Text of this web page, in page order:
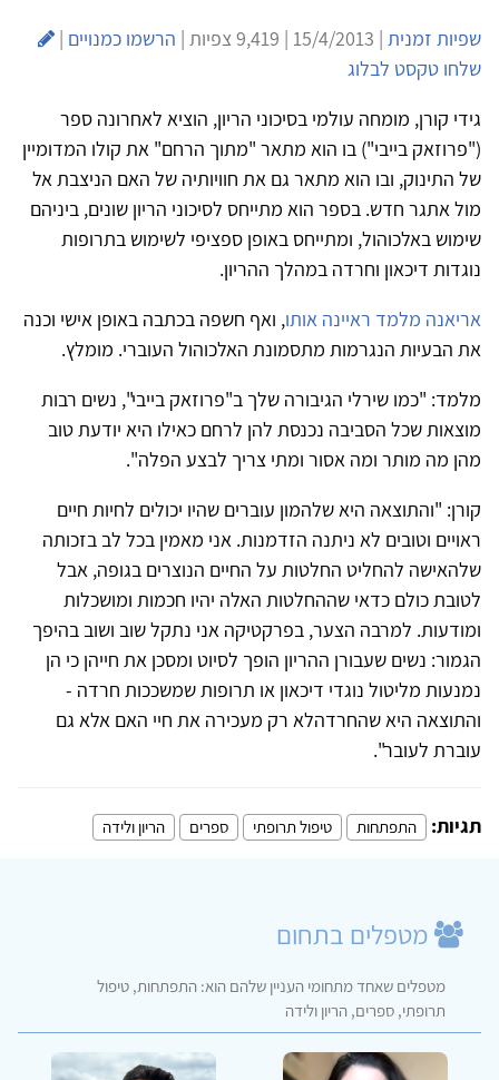
שפיות זמנית | 15/4/2013 | 9,419 צפיות | הרשמו כמנויים |
שלחו טקסט לבלוג
גידי קורן, מומחה עולמי בסיכוני הריון, הוציא לאחרונה ספר
("פרוזאק בייבי") בו הוא מתאר "מתוך הרחם" את קולו המדומיין
של התינוק, ובו הוא מתאר גם את חוויותיה של האם הניצבת אל
מול אתגר חדש. בספר הוא מתייחס לסיכוני הריון שונים, ביניהם
שימוש באלכוהול, ומתייחס באופן ספציפי לשימוש בתרופות
נוגדות דיכאון וחרדה במהלך ההריון.
אריאנה מלמד ראיינה אותו, ואף חשפה בכתבה באופן אישי וכנה
את הבעיות הנגרמות מתסמונת האלכוהול העוברי. מומלץ.
מלמד: "כמו שירלי הגיבורה שלך ב"פרוזאק בייבי", נשים רבות
מוצאות שכל הסביבה נכנסת להן לרחם כאילו היא יודעת טוב
מהן מה מותר ומה אסור ומתי צריך לבצע הפלה".
קורן: "והתוצאה היא שלהמון עוברים שהיו יכולים לחיות חיים
ראויים וטובים לא ניתנה הזדמנות. אני מאמין בכל לב בזכותה
שלהאישה להחליט החלטות על החיים הנוצרים בגופה, אבל
לטובת כולם כדאי שההחלטות האלה יהיו חכמות ומושכלות
ומודעות. למרבה הצער, בפרקטיקה אני נתקל שוב ושוב בהיפך
הגמור: נשים שעבורן ההריון הופך לסיוט ומסכן את חייהן כי הן
נמנעות מליטול נוגדי דיכאון או תרופות שמשככות חרדה -
והתוצאה היא שהחרדהלא רק מעכירה את חיי האם אלא גם
עוברת לעובר".
תגיות: התפתחות טיפול תרופתי ספרים הריון ולידה
מטפלים בתחום
מטפלים שאחד מתחומי העניין שלהם הוא: התפתחות, טיפול
תרופתי, ספרים, הריון ולידה